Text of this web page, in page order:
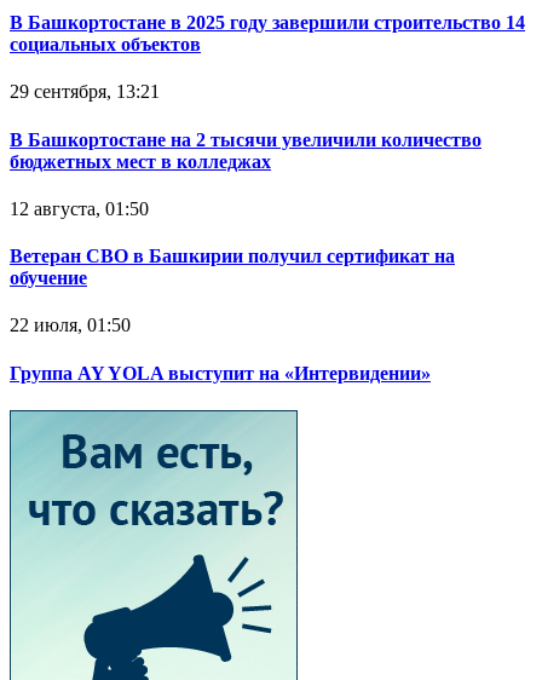
В Башкортостане в 2025 году завершили строительство 14
социальных объектов
29 сентября, 13:21
В Башкортостане на 2 тысячи увеличили количество
бюджетных мест в колледжах
12 августа, 01:50
Ветеран СВО в Башкирии получил сертификат на
обучение
22 июля, 01:50
Группа AY YOLA выступит на «Интервидении»